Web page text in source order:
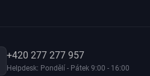
+420 277 277 957
Helpdesk: Pondělí - Pátek 9:00 - 16:00